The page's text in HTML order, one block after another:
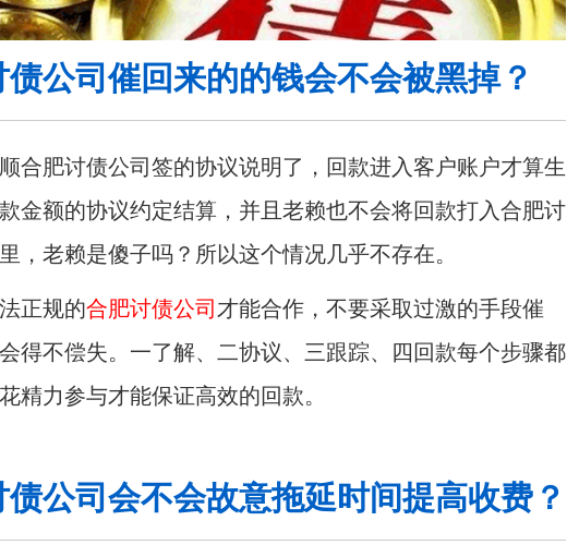
债公司催回来的的钱会不会被黑掉？
合肥讨债公司签的协议说明了，回款进入客户账户才算生
金额的协议约定结算，并且老赖也不会将回款打入合肥讨
，老赖是傻子吗？所以这个情况几乎不存在。
正规的合肥讨债公司 才能合作，不要采取过激的手段催
得不偿失。一了解、二协议、三跟踪、四回款每个步骤都
精力参与才能保证高效的回款。
债公司会不会故意拖延时间提高收费？